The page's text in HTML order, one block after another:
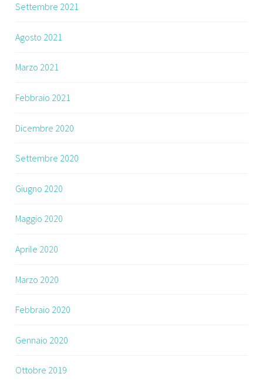
Settembre 2021
Agosto 2021
Marzo 2021
Febbraio 2021
Dicembre 2020
Settembre 2020
Giugno 2020
Maggio 2020
Aprile 2020
Marzo 2020
Febbraio 2020
Gennaio 2020
Ottobre 2019